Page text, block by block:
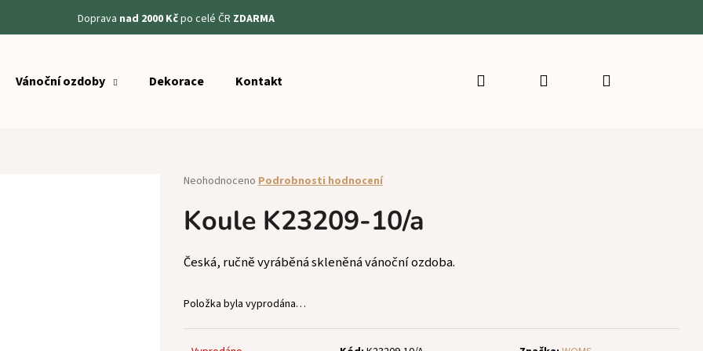
Doprava nad 2000 Kčpo celé ČR ZDARMA
Vánoční ozdoby Dekorace Kontakt Hledat PřihlášeníNákupní
Průměrné
produktu
je
z
5
Neohodnoceno Podrobnosti hodnocení
Koule K23209-10/a
Česká, ručně vyráběná skleněná vánoční ozdoba.
Položka byla vyprodána…
Co potřebujete najít?